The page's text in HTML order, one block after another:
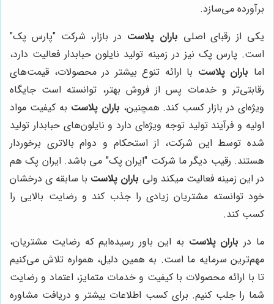
برآورده می‌سازد.
یکی از رقبای اصلی باران پلاست در بازار، شرکت "پارس پک"
است. پارس پک نیز در زمینه تولید نایلون حبابدار فعالیت دارد،
اما باران پلاست با ارائه تنوع بیشتر در محصولات، قیمت‌های
رقابتی‌تر و خدمات پس از فروش بهتر، توانسته است جایگاه
ویژه‌ای در بازار کسب کند. همچنین، باران پلاست به کیفیت مواد
اولیه و فرآیند تولید توجه ویژه‌ای دارد و نایلون‌های حبابدار تولید
شده توسط این شرکت، از استحکام و دوام بالاتری برخوردار
هستند. رقیب دیگر ما شرکت "ایران پک" می باشد. ایران پک هم
در این زمینه فعالیت میکند ولی باران پلاست با سابقه ی درخشان
خود توانسته مشتریان زیادی را جذب کند و رضایت بالایی را
کسب کند.
ما در باران پلاست به این باور رسیده‌ایم که رضایت مشتریان،
مهم‌ترین سرمایه ما است. به همین دلیل، همواره تلاش می‌کنیم
تا با ارائه محصولات با کیفیت و خدمات متمایز، اعتماد و رضایت
شما را جلب کنیم. برای کسب اطلاعات بیشتر و دریافت مشاوره